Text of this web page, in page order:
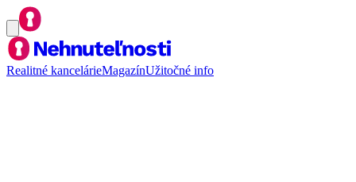
Realitné kancelárieMagazínUžitočné info